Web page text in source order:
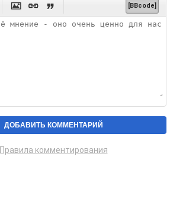
   [BBcode]
Правила комментирования